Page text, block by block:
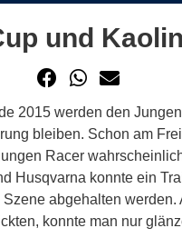
und
2015 werden den
bleiben. Schon am
Racer
Husqvarna konnte ein
abgehalten
konnte man nur